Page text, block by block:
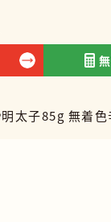
太子85g 無着色